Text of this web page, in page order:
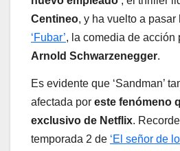
Centineo, y ha vuelto a
‘Fubar’, la comedia de acción
Arnold Schwarzenegger.
Es evidente que ‘Sandman’
afectada por este fenómeno
exclusivo de Netflix.
temporada 2 de ‘El señor de